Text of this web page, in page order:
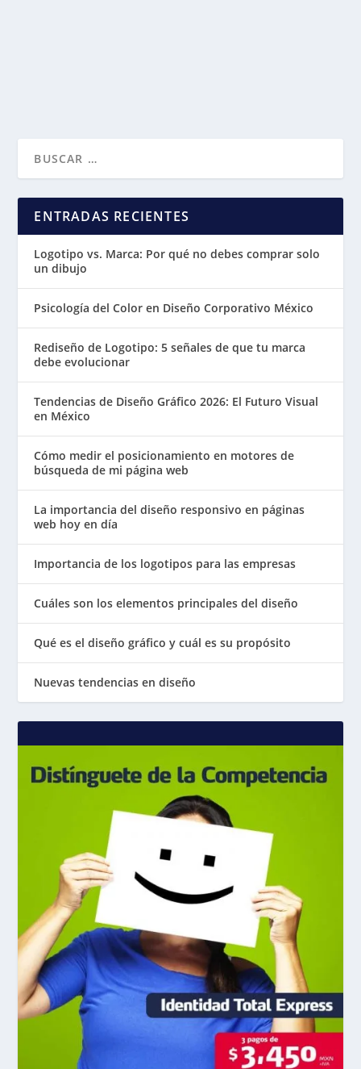
ENTRADAS RECIENTES
Logotipo vs. Marca: Por qué no debes comprar solo
un dibujo
Psicología del Color en Diseño Corporativo México
Rediseño de Logotipo: 5 señales de que tu marca
debe evolucionar
Tendencias de Diseño Gráfico 2026: El Futuro Visual
en México
Cómo medir el posicionamiento en motores de
búsqueda de mi página web
La importancia del diseño responsivo en páginas
web hoy en día
Importancia de los logotipos para las empresas
Cuáles son los elementos principales del diseño
Qué es el diseño gráfico y cuál es su propósito
Nuevas tendencias en diseño